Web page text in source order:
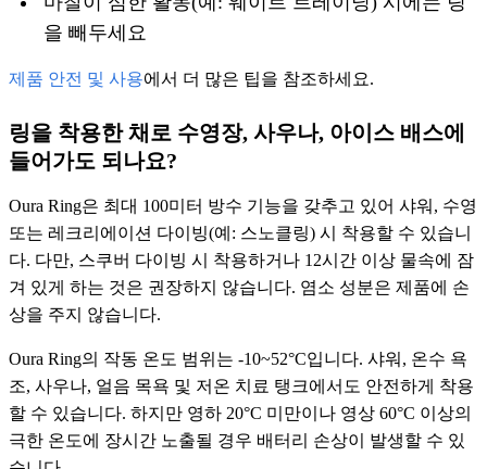
을 빼두세요
제품 안전 및 사용에서 더 많은 팁을 참조하세요.
링을 착용한 채로 수영장, 사우나, 아이스 배스에
들어가도 되나요?
Oura Ring은 최대 100미터 방수 기능을 갖추고 있어 샤워, 수영
또는 레크리에이션 다이빙(예: 스노클링) 시 착용할 수 있습니
다. 다만, 스쿠버 다이빙 시 착용하거나 12시간 이상 물속에 잠
겨 있게 하는 것은 권장하지 않습니다. 염소 성분은 제품에 손
상을 주지 않습니다.
Oura Ring의 작동 온도 범위는 -10~52°C입니다. 샤워, 온수 욕
조, 사우나, 얼음 목욕 및 저온 치료 탱크에서도 안전하게 착용
할 수 있습니다. 하지만 영하 20°C 미만이나 영상 60°C 이상의
극한 온도에 장시간 노출될 경우 배터리 손상이 발생할 수 있